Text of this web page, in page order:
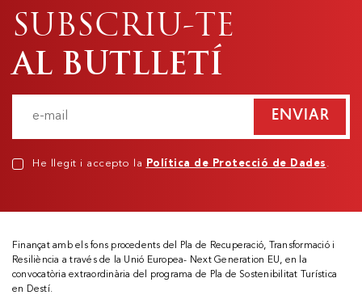
SUBSCRIU-TE
AL BUTLLETÍ
ENVIAR
He llegit i accepto la Política de Protecció de Dades .
Finançat amb els fons procedents del Pla de Recuperació, Transformació i
Resiliència a través de la Unió Europea- Next Generation EU, en la
convocatòria extraordinària del programa de Pla de Sostenibilitat Turística
en Destí.